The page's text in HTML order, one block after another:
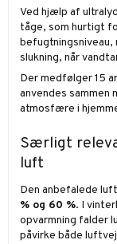
Ved hjælp af
tåge, som hurtigt
slukning, når
Der medfølger 15
anvendes sammen
atmosfære i
Særligt
luft
Den anbefalede
% og 60 %. I
opvarmning falder
påvirke både